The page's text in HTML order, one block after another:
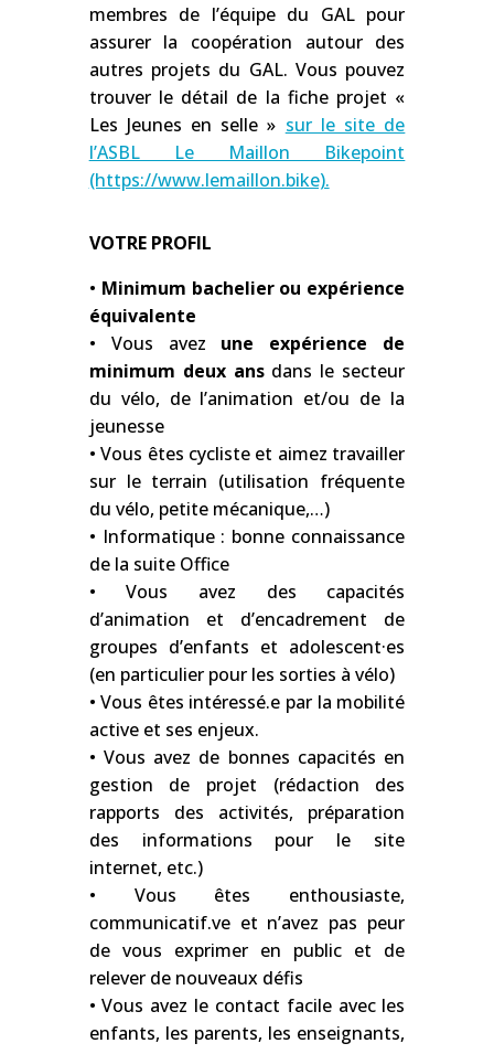
membres de l’équipe du GAL pour
assurer la coopération autour des
autres projets du GAL. Vous pouvez
trouver le détail de la fiche projet «
Les Jeunes en selle » sur le site de
l’ASBL Le Maillon Bikepoint
(https://www.lemaillon.bike).
VOTRE PROFIL
• Minimum bachelier ou expérience
équivalente
• Vous avez une expérience de
minimum deux ansdans le secteur
du vélo, de l’animation et/ou de la
jeunesse
• Vous êtes cycliste et aimez travailler
sur le terrain (utilisation fréquente
du vélo, petite mécanique,…)
• Informatique : bonne connaissance
de la suite Office
• Vous avez des capacités
d’animation et d’encadrement de
groupes d’enfants et adolescent·es
(en particulier pour les sorties à vélo)
• Vous êtes intéressé.e par la mobilité
active et ses enjeux.
• Vous avez de bonnes capacités en
gestion de projet (rédaction des
rapports des activités, préparation
des informations pour le site
internet, etc.)
• Vous êtes enthousiaste,
communicatif.ve et n’avez pas peur
de vous exprimer en public et de
relever de nouveaux défis
• Vous avez le contact facile avec les
enfants, les parents, les enseignants,